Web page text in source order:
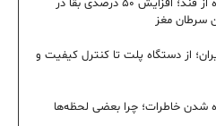
درمان نوین با نانوذرات پوشیده از قند؛ افزایش ۵۰ درصدی بقا در
سرطان مغز
از دستگاه پلت تا کنترل کیفیت و
شدن خاطرات؛ چرا بعضی لحظه‌ها